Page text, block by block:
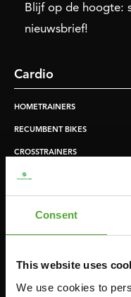
Consent
This website uses
We use cookies to
Blijf op de hoogte:
nieuwsbrief!
Cardio
HOMETRAINERS
RECUMBENT BIKES
CROSSTRAINERS
SPRINTER BIKES
ROEITRAINERS
LOOPBANDEN